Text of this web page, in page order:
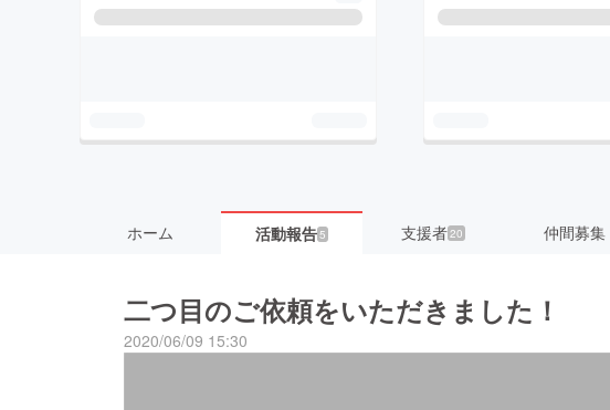
ホーム 活動報告5 支援者20 仲間募集
二つ目のご依頼をいただきました！
2020/06/09 15:30